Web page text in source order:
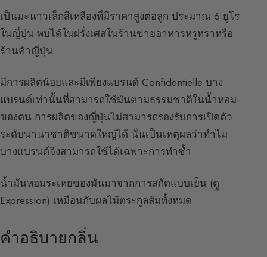
เป็นมะนาวเล็กสีเหลืองที่มีราคาสูงต่อลูก ประมาณ 6 ยูโร
ในญี่ปุ่น พบได้ในฝรั่งเศสในร้านขายอาหารหรูหราหรือ
ร้านค้าญี่ปุ่น
มีการผลิตน้อยและมีเพียงแบรนด์ Confidentielle บาง
แบรนด์เท่านั้นที่สามารถใช้มันตามธรรมชาติในน้ำหอม
ของตน การผลิตของญี่ปุ่นไม่สามารถรองรับการเปิดตัว
ระดับนานาชาติขนาดใหญ่ได้ นั่นเป็นเหตุผลว่าทำไม
บางแบรนด์จึงสามารถใช้ได้เฉพาะการทำซ้ำ
น้ำมันหอมระเหยของมันมาจากการสกัดแบบเย็น (ดู
Expression) เหมือนกับผลไม้ตระกูลส้มทั้งหมด
คำอธิบายกลิ่น